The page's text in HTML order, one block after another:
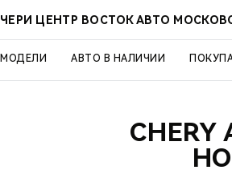
ЧЕРИ ЦЕНТР ВОСТОК АВТО
МОДЕЛИ АВТО В НАЛИЧИИ